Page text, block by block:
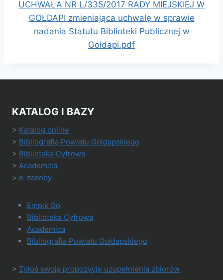
UCHWAŁA NR L/335/2017 RADY MIEJSKIEJ W
GOŁDAPI zmieniająca uchwałę w sprawie
nadania Statutu Biblioteki Publicznej w
Gołdapi.pdf
KATALOG I BAZY
> Katalog online
> Bibliografia Powiatu Gołdapskiego
> Biblioteka Cyfrowa
> Academica
> e-zasoby
Empik Go
Biblioteka Cyfrowa
Academica
Bibliografia Powiatu Gołdapskiego
> Zgłoś swoją propozycję uzupełnienia zbiorów